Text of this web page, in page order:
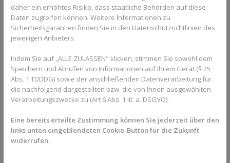
und auf diese Weise Verletzungen verursachen. Wenn es bei der
betreffenden Sportart oft zu harten Schlägen kommt, ist es
ratsam, die Zahnschiene lieber in ihrer Box zu lassen.
dem Kieferorthopäden besprechen
Einige Sportarten erfordern regelmäßige und lange
Trainingszeiten. Da kann es unter Umständen schwierig werden,
empfohlene Tragezeit der Aligner von 20 bis 22 Stunden
einzuhalten. Wenn Unsicherheiten bestehen, ob eine Aligner-
Behandlung sich mit den eigenen Trainingsgewohnheiten
verträgt, empfiehlt es sich, das Gespräch mit dem behandelnden
daher ein erhöhtes Risiko, dass staatliche Behörden auf diese
Daten zugreifen können. Weitere Informationen zu
Sicherheitsgarantien finden Sie in den Datenschutzrichtlinien des
jeweiligen Anbieters.
Indem Sie auf „ALLE ZULASSEN" klicken, stimmen Sie sowohl dem
Speichern und Abrufen von Informationen auf Ihrem Gerät (§ 25
Abs. 1 TDDDG) sowie der anschließenden Datenverarbeitung für
die nachfolgend dargestellten bzw. die von Ihnen ausgewählten
Verarbeitungszwecke zu (Art 6 Abs. 1 lit. a. DSGVO).
Eine bereits erteilte Zustimmung können Sie jederzeit über den
links unten eingeblendeten Cookie-Button für die Zukunft
widerrufen.